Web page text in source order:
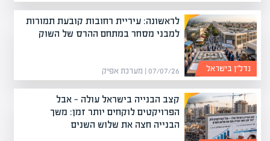
לראשונה: עיריית רחובות קובעת תמורות
למבני מסחר במתחם ההרס של השוק
07/07/26 | מערכת אפיק נדל”ן בישראל
קצב הבנייה בישראל עולה — אבל
הפרויקטים לוקחים יותר זמן: משך
הבנייה חצה את שלוש השנים